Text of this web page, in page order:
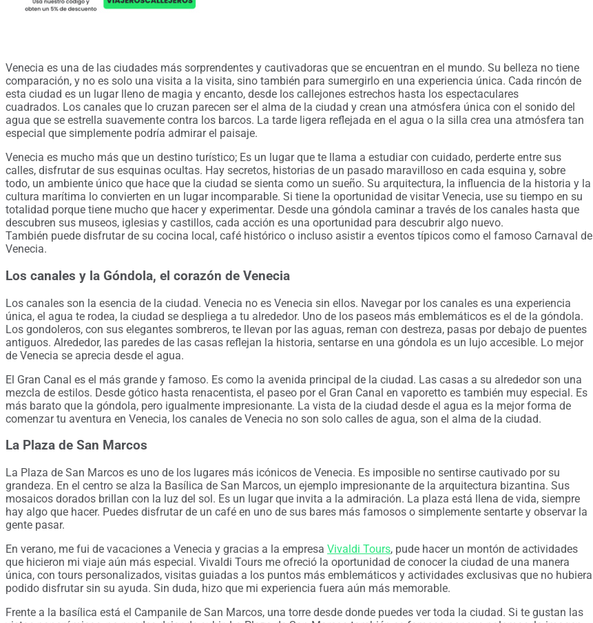
Venecia es una de las ciudades más sorprendentes y cautivadoras que se encuentran en el mundo. Su belleza no tiene
comparación, y no es solo una visita a la visita, sino también para sumergirlo en una experiencia única. Cada rincón de
esta ciudad es un lugar lleno de magia y encanto, desde los callejones estrechos hasta los espectaculares
cuadrados. Los canales que lo cruzan parecen ser el alma de la ciudad y crean una atmósfera única con el sonido del
agua que se estrella suavemente contra los barcos. La tarde ligera reflejada en el agua o la silla crea una atmósfera tan
especial que simplemente podría admirar el paisaje.
Venecia es mucho más que un destino turístico; Es un lugar que te llama a estudiar con cuidado, perderte entre sus
calles, disfrutar de sus esquinas ocultas. Hay secretos, historias de un pasado maravilloso en cada esquina y, sobre
todo, un ambiente único que hace que la ciudad se sienta como un sueño. Su arquitectura, la influencia de la historia y la
cultura marítima lo convierten en un lugar incomparable. Si tiene la oportunidad de visitar Venecia, use su tiempo en su
totalidad porque tiene mucho que hacer y experimentar. Desde una góndola caminar a través de los canales hasta que
descubren sus museos, iglesias y castillos, cada acción es una oportunidad para descubrir algo nuevo.
También puede disfrutar de su cocina local, café histórico o incluso asistir a eventos típicos como el famoso Carnaval de
Venecia.
Los canales y la Góndola, el corazón de Venecia
Los canales son la esencia de la ciudad. Venecia no es Venecia sin ellos. Navegar por los canales es una experiencia
única, el agua te rodea, la ciudad se despliega a tu alrededor. Uno de los paseos más emblemáticos es el de la góndola.
Los gondoleros, con sus elegantes sombreros, te llevan por las aguas, reman con destreza, pasas por debajo de puentes
antiguos. Alrededor, las paredes de las casas reflejan la historia, sentarse en una góndola es un lujo accesible. Lo mejor
de Venecia se aprecia desde el agua.
El Gran Canal es el más grande y famoso. Es como la avenida principal de la ciudad. Las casas a su alrededor son una
mezcla de estilos. Desde gótico hasta renacentista, el paseo por el Gran Canal en vaporetto es también muy especial. Es
más barato que la góndola, pero igualmente impresionante. La vista de la ciudad desde el agua es la mejor forma de
comenzar tu aventura en Venecia, los canales de Venecia no son solo calles de agua, son el alma de la ciudad.
La Plaza de San Marcos
La Plaza de San Marcos es uno de los lugares más icónicos de Venecia. Es imposible no sentirse cautivado por su
grandeza. En el centro se alza la Basílica de San Marcos, un ejemplo impresionante de la arquitectura bizantina. Sus
mosaicos dorados brillan con la luz del sol. Es un lugar que invita a la admiración. La plaza está llena de vida, siempre
hay algo que hacer. Puedes disfrutar de un café en uno de sus bares más famosos o simplemente sentarte y observar la
gente pasar.
En verano, me fui de vacaciones a Venecia y gracias a la empresa Vivaldi Tours, pude hacer un montón de actividades
que hicieron mi viaje aún más especial. Vivaldi Tours me ofreció la oportunidad de conocer la ciudad de una manera
única, con tours personalizados, visitas guiadas a los puntos más emblemáticos y actividades exclusivas que no hubiera
podido disfrutar sin su ayuda. Sin duda, hizo que mi experiencia fuera aún más memorable.
Frente a la basílica está el Campanile de San Marcos, una torre desde donde puedes ver toda la ciudad. Si te gustan las